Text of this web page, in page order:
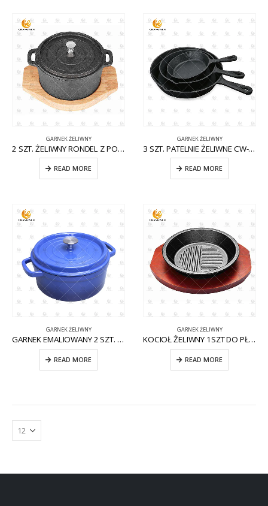
GARNEK ŻELIWNY
2 SZT. ŻELIWNY RONDEL Z POKRYWKĄ CW-CI008
READ MORE
GARNEK ŻELIWNY
3 SZT. PATELNIE ŻELIWNE CW-CI005
READ MORE
GARNEK ŻELIWNY
GARNEK EMALIOWANY 2 SZT. CW-CI006
READ MORE
GARNEK ŻELIWNY
KOCIOŁ ŻELIWNY 1SZT DO PŁYTY INDUKCYJNEJ CW-CI010
READ MORE